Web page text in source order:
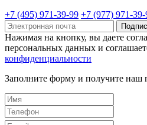
+7 (495) 971-39-99 +7 (977) 971-39-
Нажимая на кнопку, вы даете
персональных данных и
конфиденциальности
Заполните форму и получите наш